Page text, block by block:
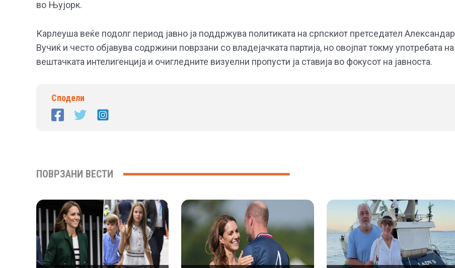
во Њујорк.
Карлеуша веќе подолг период јавно ја поддржува политиката на српскиот претседател Александар
Вучиќ и често објавува содржини поврзани со владејачката партија, но овојпат токму употребата на
вештачката интелигенција и очигледните визуелни пропусти ја ставија во фокусот на јавноста.
Сподели
ПОВРЗАНИ ВЕСТИ